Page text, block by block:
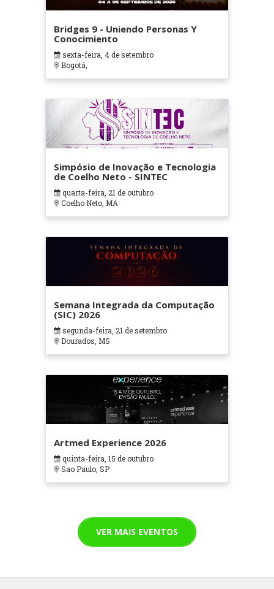
Bridges 9 - Uniendo Personas Y
Conocimiento
sexta-feira, 4 de setembro
Bogotá,
Simpósio de Inovação e Tecnologia
de Coelho Neto - SINTEC
quarta-feira, 21 de outubro
Coelho Neto, MA
Semana Integrada da Computação
(SIC) 2026
segunda-feira, 21 de setembro
Dourados, MS
Artmed Experience 2026
quinta-feira, 15 de outubro
Sao Paulo, SP
VER MAIS EVENTOS